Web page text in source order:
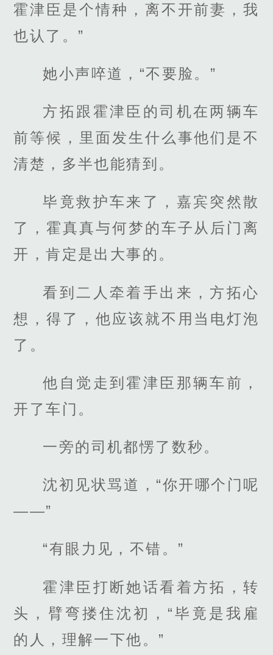
霍津臣是个情种，离不开前妻，我
也认了。”
她小声啐道，“不要脸。”
方拓跟霍津臣的司机在两辆车
前等候，里面发生什么事他们是不
清楚，多半也能猜到。
毕竟救护车来了，嘉宾突然散
了，霍真真与何梦的车子从后门离
开，肯定是出大事的。
看到二人牵着手出来，方拓心
想，得了，他应该就不用当电灯泡
了。
他自觉走到霍津臣那辆车前，
开了车门。
一旁的司机都愣了数秒。
沈初见状骂道，“你开哪个门呢
——”
“有眼力见，不错。”
霍津臣打断她话看着方拓，转
头，臂弯搂住沈初，“毕竟是我雇
的人，理解一下他。”